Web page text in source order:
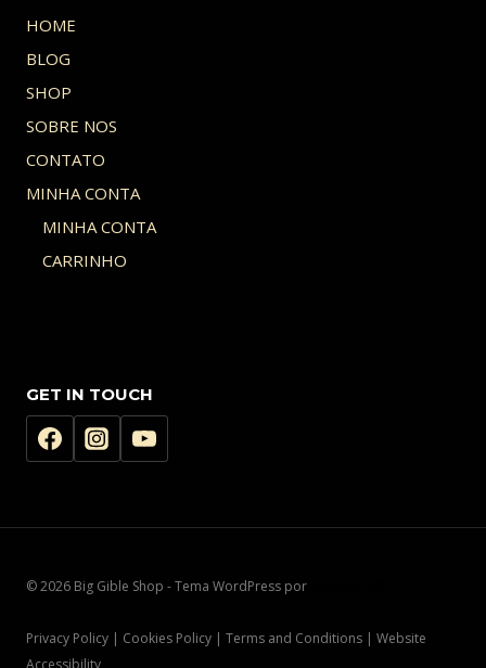
HOME
BLOG
SHOP
SOBRE NOS
CONTATO
MINHA CONTA
MINHA CONTA
CARRINHO
GET IN TOUCH
© 2026 Big Gible Shop - Tema WordPress por
Privacy Policy | Cookies Policy | Terms and Conditions | Website